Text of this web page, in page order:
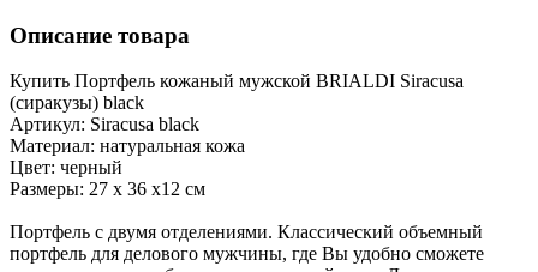
Описание товара
Купить Портфель кожаный мужской BRIALDI Siracusa
(сиракузы) black
Артикул: Siracusa black
Материал: натуральная кожа
Цвет: черный
Размеры: 27 х 36 х12 см
Портфель с двумя отделениями. Классический объемный
портфель для делового мужчины, где Вы удобно сможете